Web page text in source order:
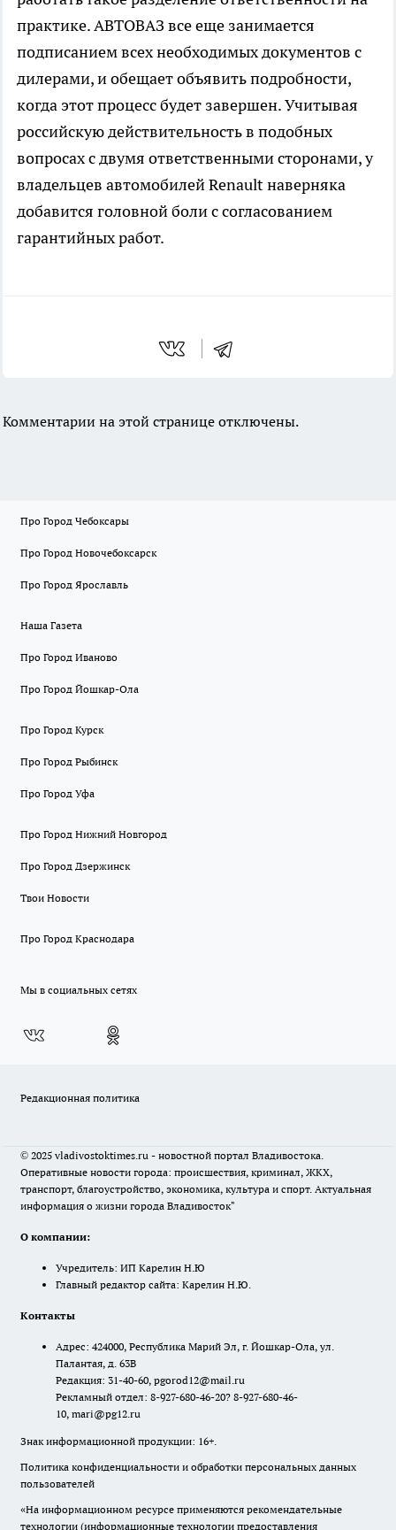
практике. АВТОВАЗ все еще занимается
подписанием всех необходимых документов с
дилерами, и обещает объявить подробности,
когда этот процесс будет завершен. Учитывая
российскую действительность в подобных
вопросах с двумя ответственными сторонами, у
владельцев автомобилей Renault наверняка
добавится головной боли с согласованием
гарантийных работ.
Комментарии на этой странице отключены.
Про Город Чебоксары
Про Город Новочебоксарск
Про Город Ярославль
Наша Газета
Про Город Иваново
Про Город Йошкар-Ола
Про Город Курск
Про Город Рыбинск
Про Город Уфа
Про Город Нижний Новгород
Про Город Дзержинск
Твои Новости
Про Город Краснодара
Мы в социальных сетях
Редакционная политика
© 2025 vladivostoktimes.ru - новостной портал Владивостока.
Оперативные новости города: происшествия, криминал, ЖКХ,
транспорт, благоустройство, экономика, культура и спорт. Актуальная
информация о жизни города Владивосток"
О компании:
Учредитель: ИП Карелин Н.Ю
Главный редактор сайта: Карелин Н.Ю.
Контакты
Адрес: 424000, Республика Марий Эл, г. Йошкар-Ола, ул.
Палантая, д. 63В
Редакция: 31-40-60, pgorod12@mail.ru
Рекламный отдел: 8-927-680-46-20? 8-927-680-46-
10, mari@pg12.ru
Знак информационной продукции: 16+.
Политика конфиденциальности и обработки персональных данных
пользователей
«На информационном ресурсе применяются рекомендательные
технологии (информационные технологии предоставления